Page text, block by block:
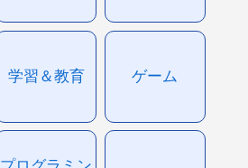
学習＆教育 ゲーム